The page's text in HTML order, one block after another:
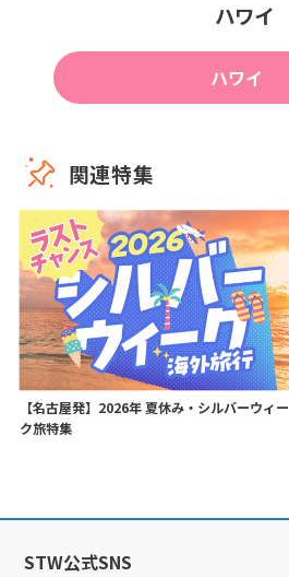
ハワイ
ハワイ
関連特集
【名古屋発】2026年 夏休み・シルバーウィー
ク旅特集
STW公式SNS